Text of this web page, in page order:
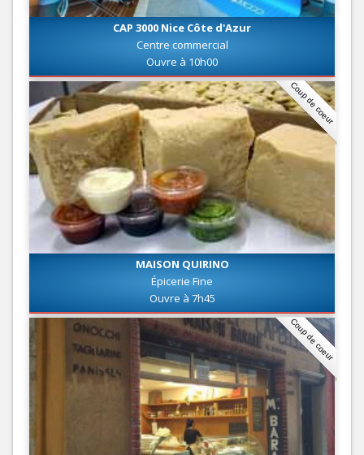
CAP 3000 Nice Côte d'Azur
Centre commercial
Ouvre à 10h00
Coup de coeur
MAISON QUIRINO
Épicerie Fine
Ouvre à 7h45
Coup de coeur